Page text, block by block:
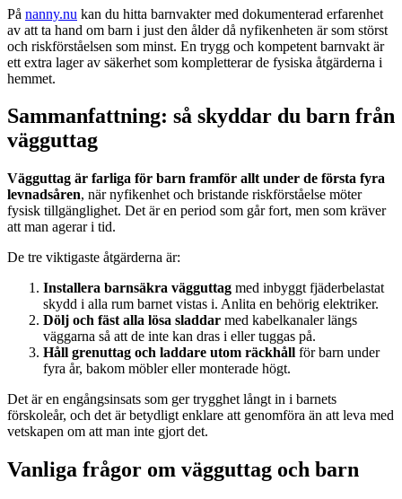
På nanny.nu kan du hitta barnvakter med dokumenterad erfarenhet
av att ta hand om barn i just den ålder då nyfikenheten är som störst
och riskförståelsen som minst. En trygg och kompetent barnvakt är
ett extra lager av säkerhet som kompletterar de fysiska åtgärderna i
hemmet.
Sammanfattning: så skyddar du barn från
vägguttag
Vägguttag är farliga för barn framför allt under de första fyra
levnadsåren, när nyfikenhet och bristande riskförståelse möter
fysisk tillgänglighet. Det är en period som går fort, men som kräver
att man agerar i tid.
De tre viktigaste åtgärderna är:
Installera barnsäkra vägguttag med inbyggt fjäderbelastat
skydd i alla rum barnet vistas i. Anlita en behörig elektriker.
Dölj och fäst alla lösa sladdar med kabelkanaler längs
väggarna så att de inte kan dras i eller tuggas på.
Håll grenuttag och laddare utom räckhåll för barn under
fyra år, bakom möbler eller monterade högt.
Det är en engångsinsats som ger trygghet långt in i barnets
förskoleår, och det är betydligt enklare att genomföra än att leva med
vetskapen om att man inte gjort det.
Vanliga frågor om vägguttag och barn